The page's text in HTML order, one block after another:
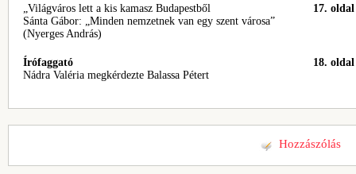
„Világváros lett a kis kamasz Budapestből
Sánta Gábor: „Minden nemzetnek van egy szent városa”
(Nyerges András)
17. oldal
Írófaggató
Nádra Valéria megkérdezte Balassa Pétert
18. oldal
Hozzászólás